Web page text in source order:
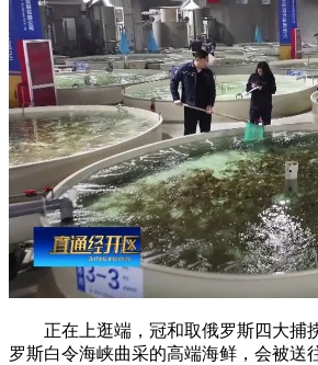
正在上逛端，冠和取俄罗斯四大捕
罗斯白令海峡曲采的高端海鲜，会被送